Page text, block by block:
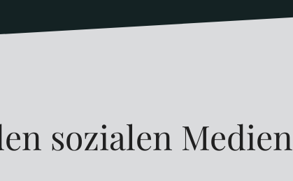
sozialen Medien